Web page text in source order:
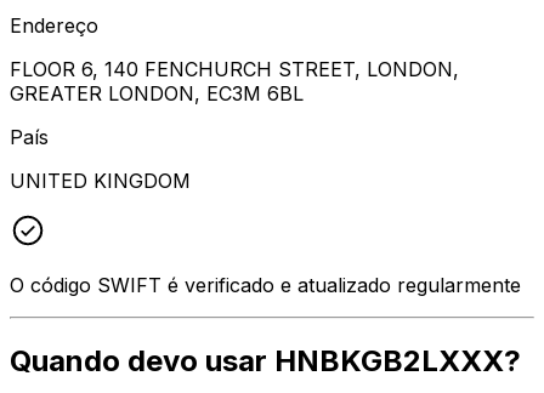
Endereço
FLOOR 6, 140 FENCHURCH STREET, LONDON,
GREATER LONDON, EC3M 6BL
País
UNITED KINGDOM
O código SWIFT é verificado e atualizado regularmente
Quando devo usar HNBKGB2LXXX?